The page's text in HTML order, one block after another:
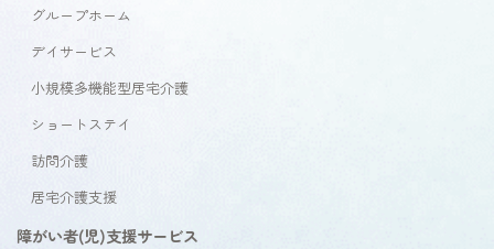
グループホーム
デイサービス
小規模多機能型居宅介護
ショートステイ
訪問介護
居宅介護支援
障がい者(児)支援サービス